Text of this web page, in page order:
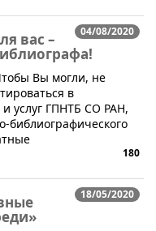
04/08/2020
вас –
Вы могли, не
в
услуг ГПНТБ СО РАН,
библиографического
180
18/05/2020